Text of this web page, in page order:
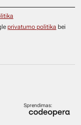
privatumo politika bei
Sprendimas: